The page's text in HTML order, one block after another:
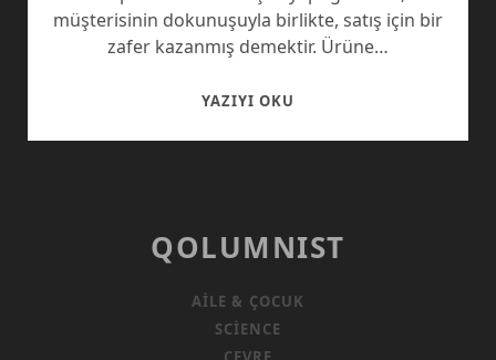
müşterisinin dokunuşuyla birlikte, satış için bir
zafer kazanmış demektir. Ürüne…
YAZIYI OKU
QOLUMNIST
AILE & ÇOCUK
SCIENCE